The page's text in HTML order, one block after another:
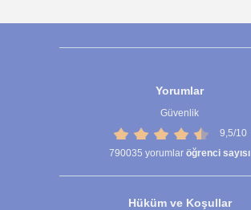
Yorumlar
Güvenlik
9,5/10
790035 yorumlar öğrenci sayısı
Hüküm ve Koşullar